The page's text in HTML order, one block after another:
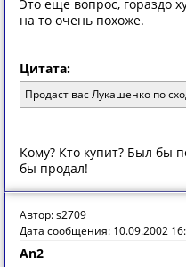
Это еще вопрос, гораздо
на то очень похоже.
Цитата:
Продаст вас Лукашенко по
Кому? Кто купит? Был бы
бы продал!
Автор: s2709
Дата сообщения: 10.09.2002
An2